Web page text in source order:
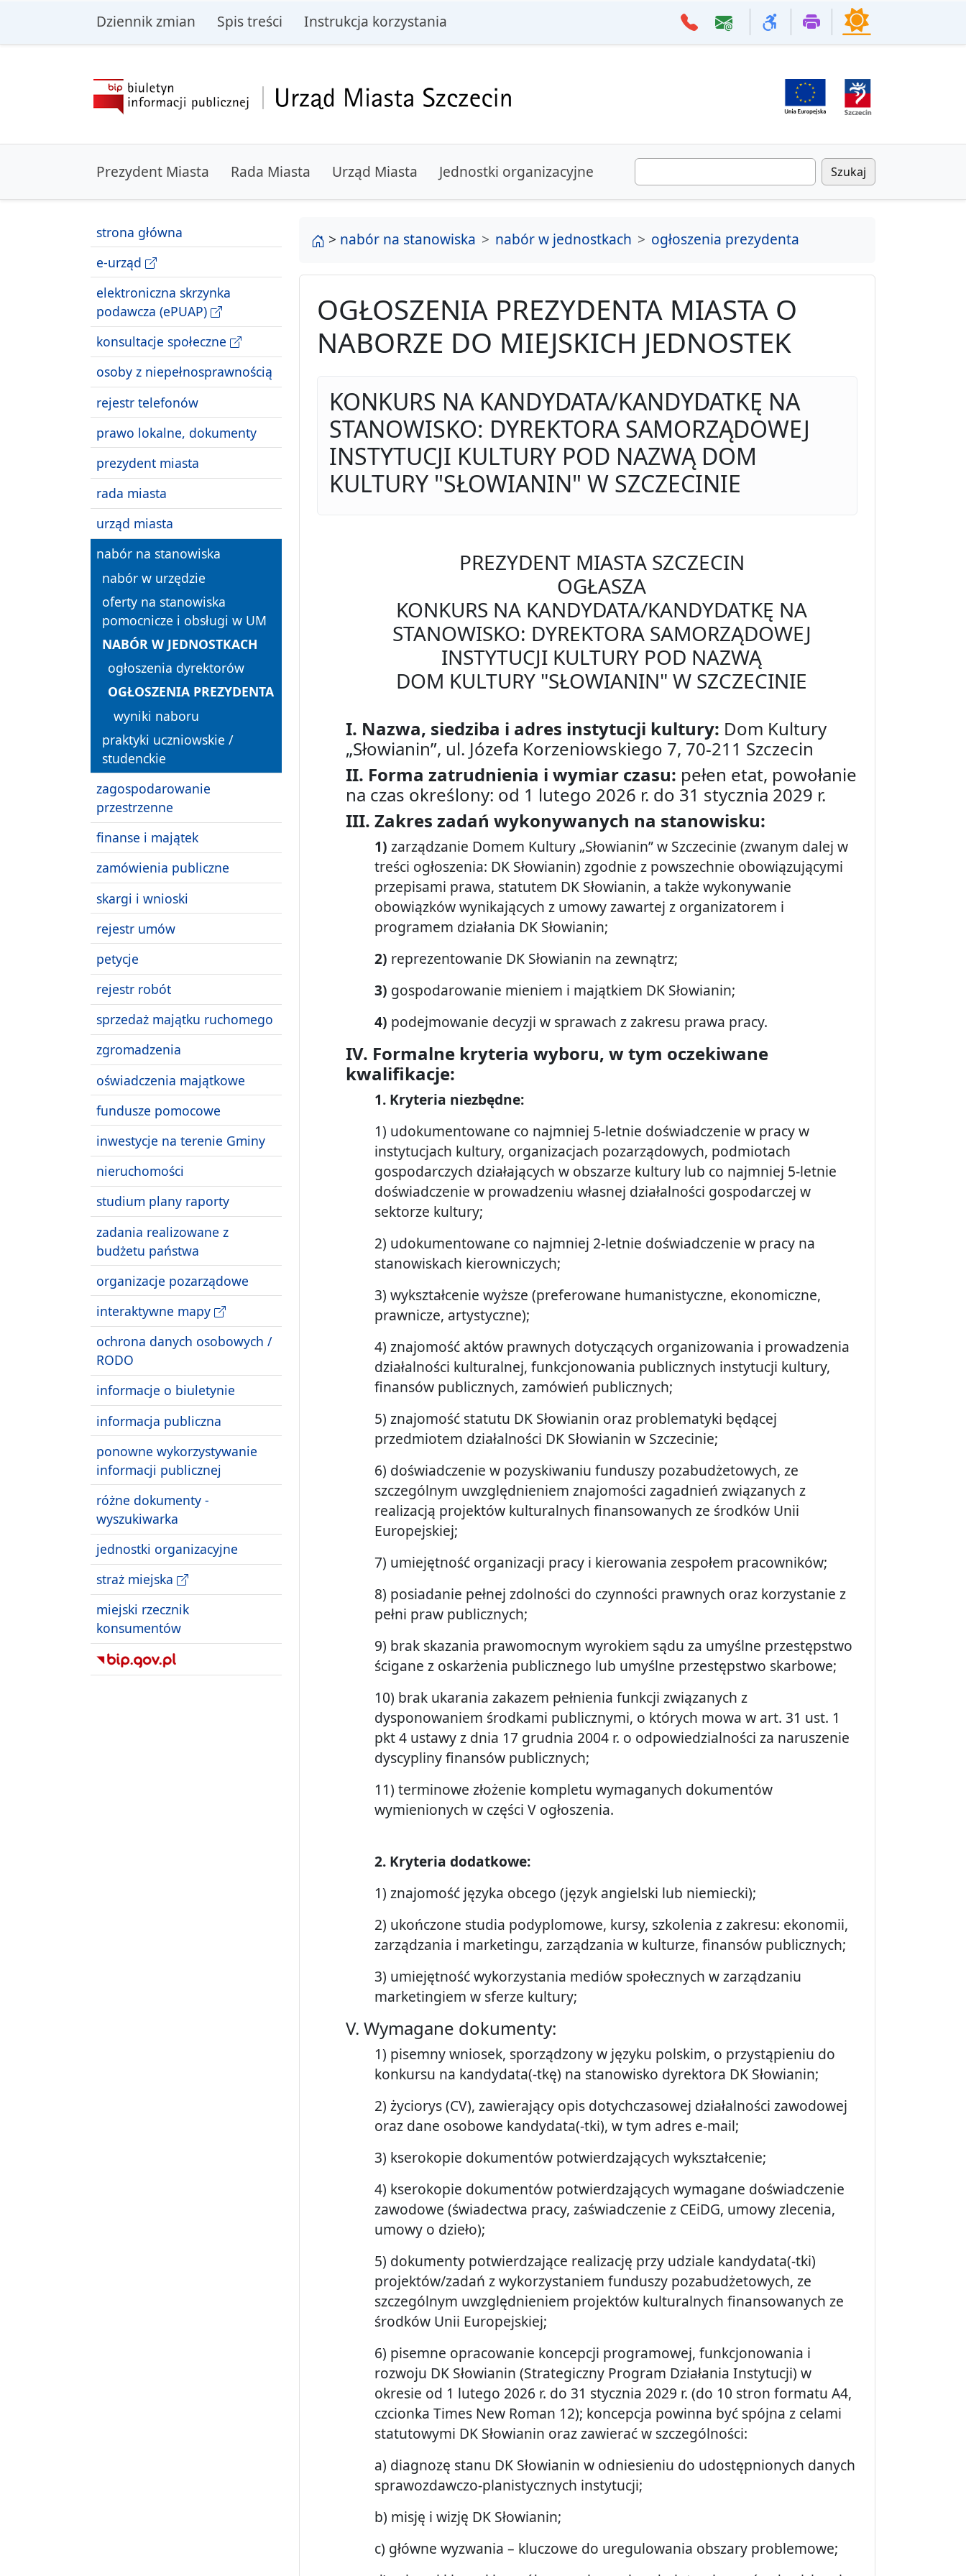
przejdź do głównego menu przejdź do treści
Dziennik zmian Spis treści Instrukcja korzystania
Prezydent Miasta Rada Miasta Urząd Miasta Jednostki organizacyjne Szukaj
strona główna
e-urząd
elektroniczna skrzynka
podawcza (ePUAP)
konsultacje społeczne
osoby z niepełnosprawnością
rejestr telefonów
prawo lokalne, dokumenty
prezydent miasta
rada miasta
urząd miasta
nabór na stanowiska
nabór w urzędzie
oferty na stanowiska
pomocnicze i obsługi w UM
NABÓR W JEDNOSTKACH
ogłoszenia dyrektorów
OGŁOSZENIA PREZYDENTA
wyniki naboru
praktyki uczniowskie /
studenckie
zagospodarowanie
przestrzenne
finanse i majątek
zamówienia publiczne
skargi i wnioski
rejestr umów
petycje
rejestr robót
sprzedaż majątku ruchomego
zgromadzenia
oświadczenia majątkowe
fundusze pomocowe
inwestycje na terenie Gminy
nieruchomości
studium plany raporty
zadania realizowane z
budżetu państwa
organizacje pozarządowe
interaktywne mapy
ochrona danych osobowych /
RODO
informacje o biuletynie
informacja publiczna
ponowne wykorzystywanie
informacji publicznej
różne dokumenty -
wyszukiwarka
jednostki organizacyjne
straż miejska
miejski rzecznik
konsumentów
strona główna
> nabór na stanowiska nabór w jednostkach ogłoszenia prezydenta
OGŁOSZENIA PREZYDENTA MIASTA O
NABORZE DO MIEJSKICH JEDNOSTEK
KONKURS NA KANDYDATA/KANDYDATKĘ NA
STANOWISKO: DYREKTORA SAMORZĄDOWEJ
INSTYTUCJI KULTURY POD NAZWĄ DOM
KULTURY "SŁOWIANIN" W SZCZECINIE
PREZYDENT MIASTA SZCZECIN
OGŁASZA
KONKURS NA KANDYDATA/KANDYDATKĘ NA
STANOWISKO: DYREKTORA SAMORZĄDOWEJ
INSTYTUCJI KULTURY POD NAZWĄ
DOM KULTURY "SŁOWIANIN" W SZCZECINIE
I. Nazwa, siedziba i adres instytucji kultury: Dom Kultury
„Słowianin”, ul. Józefa Korzeniowskiego 7, 70-211 Szczecin
II. Forma zatrudnienia i wymiar czasu: pełen etat, powołanie
na czas określony: od 1 lutego 2026 r. do 31 stycznia 2029 r.
III. Zakres zadań wykonywanych na stanowisku:
1) zarządzanie Domem Kultury „Słowianin” w Szczecinie (zwanym dalej w
treści ogłoszenia: DK Słowianin) zgodnie z powszechnie obowiązującymi
przepisami prawa, statutem DK Słowianin, a także wykonywanie
obowiązków wynikających z umowy zawartej z organizatorem i
programem działania DK Słowianin;
2) reprezentowanie DK Słowianin na zewnątrz;
3) gospodarowanie mieniem i majątkiem DK Słowianin;
4) podejmowanie decyzji w sprawach z zakresu prawa pracy.
IV. Formalne kryteria wyboru, w tym oczekiwane
kwalifikacje:
1. Kryteria niezbędne:
1) udokumentowane co najmniej 5-letnie doświadczenie w pracy w
instytucjach kultury, organizacjach pozarządowych, podmiotach
gospodarczych działających w obszarze kultury lub co najmniej 5-letnie
doświadczenie w prowadzeniu własnej działalności gospodarczej w
sektorze kultury;
2) udokumentowane co najmniej 2-letnie doświadczenie w pracy na
stanowiskach kierowniczych;
3) wykształcenie wyższe (preferowane humanistyczne, ekonomiczne,
prawnicze, artystyczne);
4) znajomość aktów prawnych dotyczących organizowania i prowadzenia
działalności kulturalnej, funkcjonowania publicznych instytucji kultury,
finansów publicznych, zamówień publicznych;
5) znajomość statutu DK Słowianin oraz problematyki będącej
przedmiotem działalności DK Słowianin w Szczecinie;
6) doświadczenie w pozyskiwaniu funduszy pozabudżetowych, ze
szczególnym uwzględnieniem znajomości zagadnień związanych z
realizacją projektów kulturalnych finansowanych ze środków Unii
Europejskiej;
7) umiejętność organizacji pracy i kierowania zespołem pracowników;
8) posiadanie pełnej zdolności do czynności prawnych oraz korzystanie z
pełni praw publicznych;
9) brak skazania prawomocnym wyrokiem sądu za umyślne przestępstwo
ścigane z oskarżenia publicznego lub umyślne przestępstwo skarbowe;
10) brak ukarania zakazem pełnienia funkcji związanych z
dysponowaniem środkami publicznymi, o których mowa w art. 31 ust. 1
pkt 4 ustawy z dnia 17 grudnia 2004 r. o odpowiedzialności za naruszenie
dyscypliny finansów publicznych;
11) terminowe złożenie kompletu wymaganych dokumentów
wymienionych w części V ogłoszenia.
2. Kryteria dodatkowe:
1) znajomość języka obcego (język angielski lub niemiecki);
2) ukończone studia podyplomowe, kursy, szkolenia z zakresu: ekonomii,
zarządzania i marketingu, zarządzania w kulturze, finansów publicznych;
3) umiejętność wykorzystania mediów społecznych w zarządzaniu
marketingiem w sferze kultury;
V. Wymagane dokumenty:
1) pisemny wniosek, sporządzony w języku polskim, o przystąpieniu do
konkursu na kandydata(-tkę) na stanowisko dyrektora DK Słowianin;
2) życiorys (CV), zawierający opis dotychczasowej działalności zawodowej
oraz dane osobowe kandydata(-tki), w tym adres e-mail;
3) kserokopie dokumentów potwierdzających wykształcenie;
4) kserokopie dokumentów potwierdzających wymagane doświadczenie
zawodowe (świadectwa pracy, zaświadczenie z CEiDG, umowy zlecenia,
umowy o dzieło);
5) dokumenty potwierdzające realizację przy udziale kandydata(-tki)
projektów/zadań z wykorzystaniem funduszy pozabudżetowych, ze
szczególnym uwzględnieniem projektów kulturalnych finansowanych ze
środków Unii Europejskiej;
6) pisemne opracowanie koncepcji programowej, funkcjonowania i
rozwoju DK Słowianin (Strategiczny Program Działania Instytucji) w
okresie od 1 lutego 2026 r. do 31 stycznia 2029 r. (do 10 stron formatu A4,
czcionka Times New Roman 12); koncepcja powinna być spójna z celami
statutowymi DK Słowianin oraz zawierać w szczególności:
a) diagnozę stanu DK Słowianin w odniesieniu do udostępnionych danych
sprawozdawczo-planistycznych instytucji;
b) misję i wizję DK Słowianin;
c) główne wyzwania – kluczowe do uregulowania obszary problemowe;